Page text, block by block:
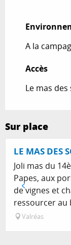
A la
Accès
Accès
Le mas
Sur place
LE MAS DES
Joli mas du
Papes, aux
de vignes et
ressourcer au
Valréas